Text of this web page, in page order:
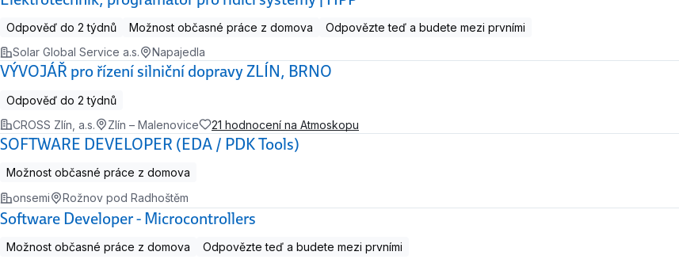
Odpověď do 2 týdnů Možnost občasné práce z domova
Odpovězte teď a budete mezi prvními
Solar Global Service a.s.
Napajedla
VÝVOJÁŘ pro řízení silniční dopravy ZLÍN, BRNO
Odpověď do 2 týdnů
CROSS Zlín, a.s.
Zlín – Malenovice 21 hodnocení na Atmoskopu
SOFTWARE DEVELOPER (EDA / PDK Tools)
Možnost občasné práce z domova
onsemi
Rožnov pod Radhoštěm
Software Developer - Microcontrollers
Možnost občasné práce z domova
Odpovězte teď a budete mezi prvními